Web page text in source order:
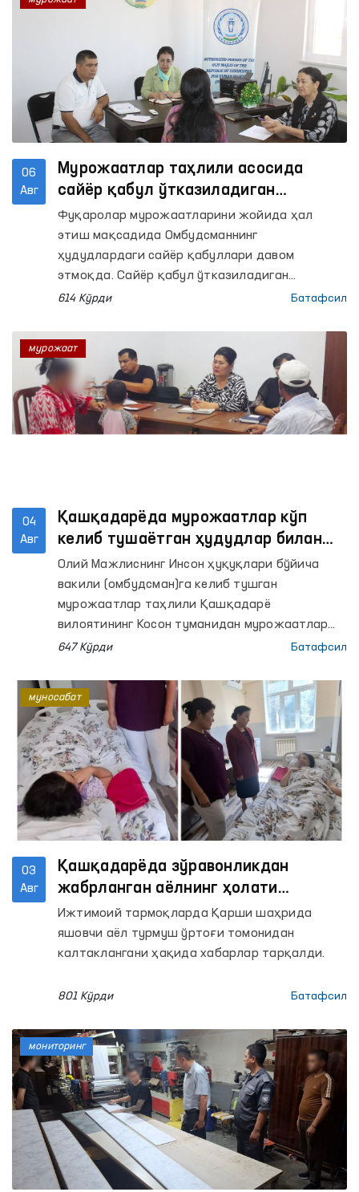
06
Авг
Мурожаатлар таҳлили асосида
сайёр қабул ўтказиладиган
маҳаллалар танланмоқда
Фуқаролар мурожаатларини жойида ҳал
этиш мақсадида Омбудсманнинг
ҳудудлардаги сайёр қабуллари давом
этмоқда. Сайёр қабул ўтказиладиган
маҳаллалар эса фуқаролардан келиб
614 Кўрди Батафсил
04
Авг
Қашқадарёда мурожаатлар кўп
келиб тушаётган ҳудудлар билан
манзилли ишлаш йўлга қўйилди
Олий Мажлиснинг Инсон ҳуқуқлари бўйича
вакили (омбудсман)га келиб тушган
мурожаатлар таҳлили Қашқадарё
вилоятининг Косон туманидан мурожаатлар
сони юқори эканини кўрсатди.
647 Кўрди Батафсил
мурожаат
03
Авг
Қашқадарёда зўравонликдан
жабрланган аёлнинг ҳолати
Омбудсман томонидан ўрганилди
Ижтимоий тармоқларда Қарши шаҳрида
яшовчи аёл турмуш ўртоғи томонидан
калтаклангани ҳақида хабарлар тарқалди.
801 Кўрди Батафсил
муносабат
мониторинг